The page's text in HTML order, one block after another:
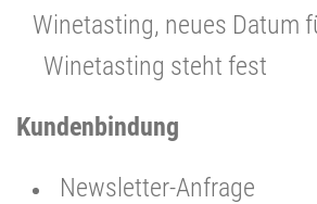
Winetasting, neues Datum
Winetasting steht fest
Kundenbindung
Newsletter-Anfrage